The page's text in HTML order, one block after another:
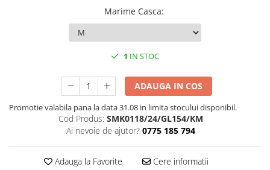
Marime Casca:
1 IN STOC
ADAUGA IN COS
Promotie valabila pana la data 31.08 in limita stocului disponibil.
Cod Produs: SMK0118/24/GL154/KM
Ai nevoie de ajutor? 0775 185 794
Adauga la Favorite Cere informatii